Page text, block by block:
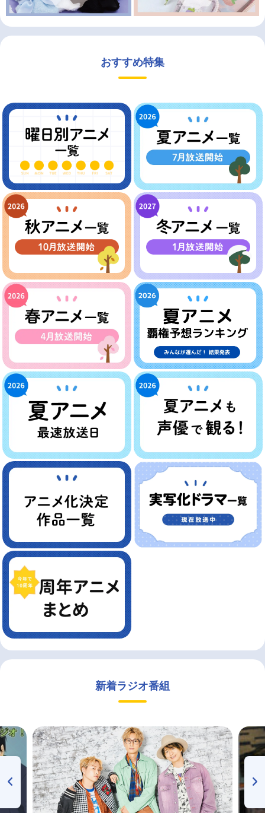
おすすめ特集
新着ラジオ番組